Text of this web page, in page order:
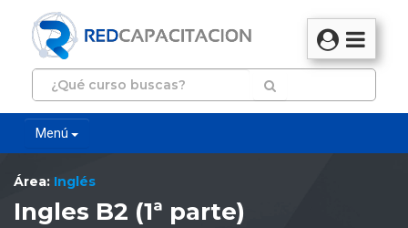
Menú
Área: Inglés
Ingles B2 (1ª parte)